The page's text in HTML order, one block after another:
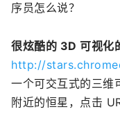
序员怎么说？
很炫酷的 3D 可视化
http://
一个可交互式的三维
附近的恒星，点击